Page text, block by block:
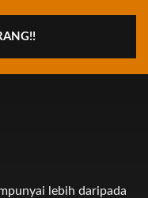
lebih daripada